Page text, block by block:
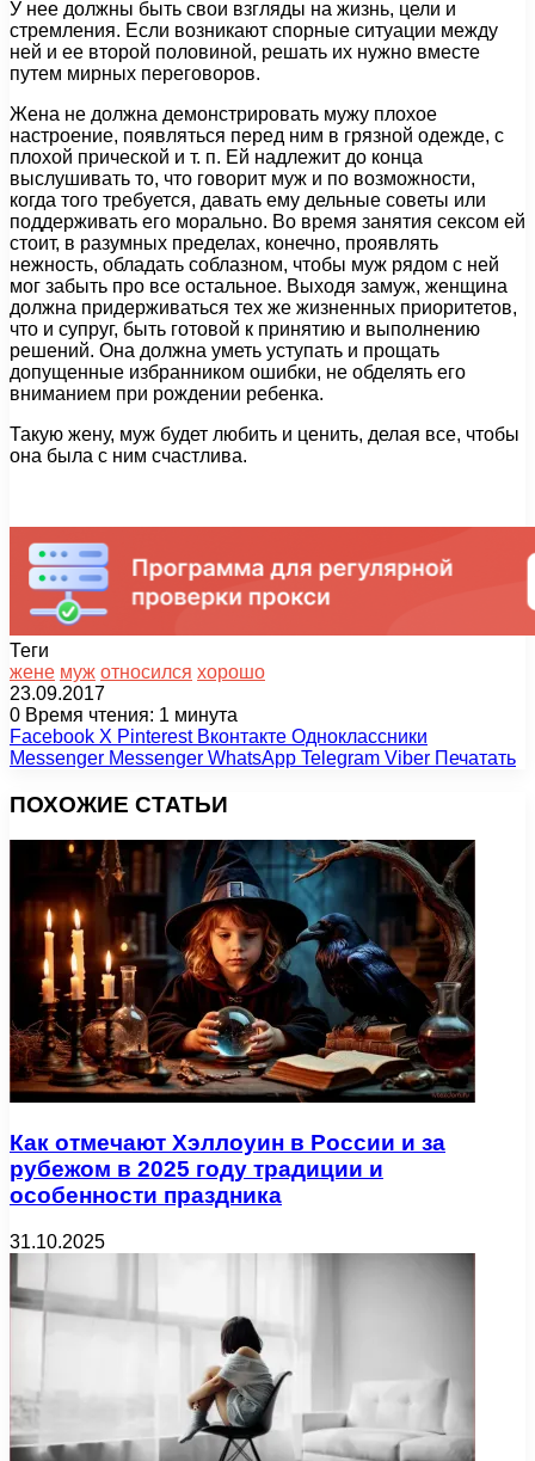
У нее должны быть свои взгляды на жизнь, цели и
стремления. Если возникают спорные ситуации между
ней и ее второй половиной, решать их нужно вместе
путем мирных переговоров.
Жена не должна демонстрировать мужу плохое
настроение, появляться перед ним в грязной одежде, с
плохой прической и т. п. Ей надлежит до конца
выслушивать то, что говорит муж и по возможности,
когда того требуется, давать ему дельные советы или
поддерживать его морально. Во время занятия сексом ей
стоит, в разумных пределах, конечно, проявлять
нежность, обладать соблазном, чтобы муж рядом с ней
мог забыть про все остальное. Выходя замуж, женщина
должна придерживаться тех же жизненных приоритетов,
что и супруг, быть готовой к принятию и выполнению
решений. Она должна уметь уступать и прощать
допущенные избранником ошибки, не обделять его
вниманием при рождении ребенка.
Такую жену, муж будет любить и ценить, делая все, чтобы
она была с ним счастлива.
Теги
жене муж относился хорошо
23.09.2017
0 Время чтения: 1 минута
Facebook X Pinterest Вконтакте Одноклассники
Messenger Messenger WhatsApp Telegram Viber Печатать
ПОХОЖИЕ СТАТЬИ
Как отмечают Хэллоуин в России и за
рубежом в 2025 году традиции и
особенности праздника
31.10.2025